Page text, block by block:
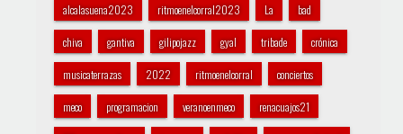
alcalasuena2023 ritmoenelcorral2023 La bad
chiva gantiva gilipojazz gyal tribade crónica
musicaterrazas 2022 ritmoenelcorral conciertos
meco programacion veranoenmeco renacuajos21